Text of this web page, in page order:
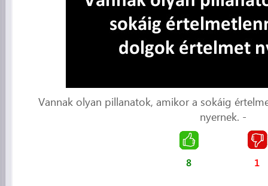
Vannak olyan pillanatok, amikor a sokáig
nyernek. -
8 1